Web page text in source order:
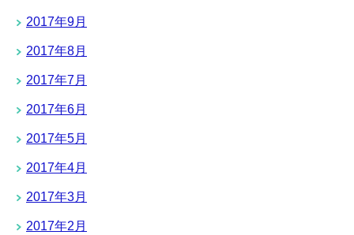
2017年9月
2017年8月
2017年7月
2017年6月
2017年5月
2017年4月
2017年3月
2017年2月